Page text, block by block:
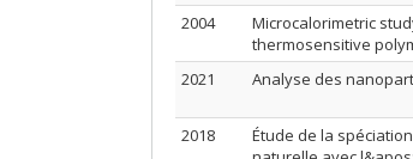
2004
Microcalorimetric
thermosensitive
2021
Analyse des
2018
Étude de la